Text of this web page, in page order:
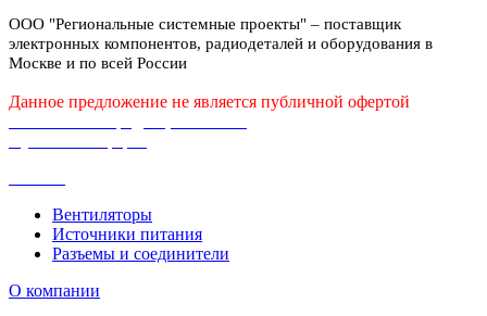
ООО "Региональные системные проекты" – поставщик
электронных компонентов, радиодеталей и оборудования в
Москве и по всей России
Данное предложение не является публичной офертой
Вентиляторы
Источники питания
Разъемы и соединители
О компании